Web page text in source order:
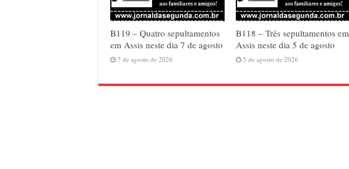
B119 – Quatro sepultamentos
em Assis neste dia 7 de agosto
7 de agosto de 2026
B118 – Três sepultamentos em
Assis neste dia 5 de agosto
5 de agosto de 2026